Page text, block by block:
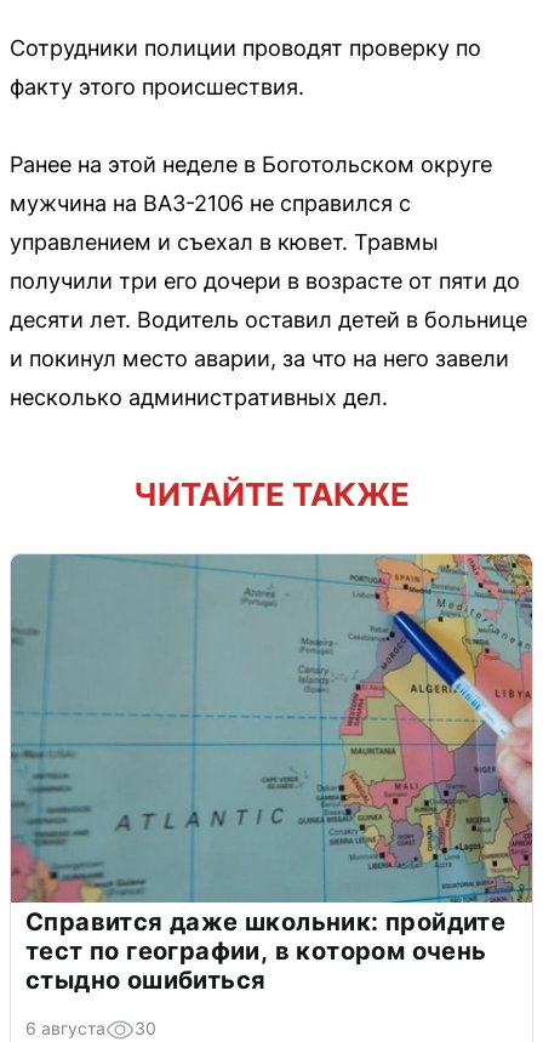
Сотрудники полиции проводят проверку по
факту этого происшествия.
Ранее на этой неделе в Боготольском округе
мужчина на ВАЗ-2106 не справился с
управлением и съехал в кювет. Травмы
получили три его дочери в возрасте от пяти до
десяти лет. Водитель оставил детей в больнице
и покинул место аварии, за что на него завели
несколько административных дел.
ЧИТАЙТЕ ТАКЖЕ
Справится даже школьник: пройдите
тест по географии, в котором очень
стыдно ошибиться
6 августа 30